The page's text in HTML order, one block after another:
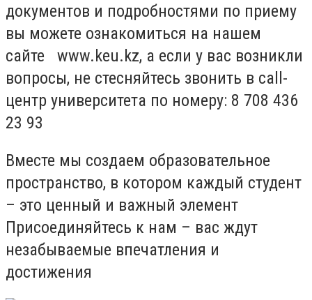
документов и подробностями по приему
вы можете ознакомиться на нашем
сайте www.keu.kz, а если у вас возникли
вопросы, не стесняйтесь звонить в call-
центр университета по номеру: 8 708 436
23 93
Вместе мы создаем образовательное
пространство, в котором каждый студент
– это ценный и важный элемент
Присоединяйтесь к нам – вас ждут
незабываемые впечатления и
достижения